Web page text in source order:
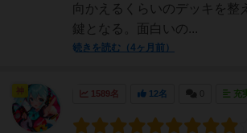
向かえるくらいのデッキを整
鍵となる。面白いの...
続きを読む（4ヶ月前）
1589名 12名 充